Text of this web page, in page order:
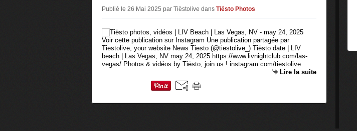
Publié le 26 Mai 2025 par Tiëstolive dans Tiësto Photos
Voir cette publication sur Instagram Une publication partagée par
Tiestolive, your website News Tiesto (@tiestolive_) Tiësto date | LIV
beach | Las Vegas, NV may 24, 2025 https://www.livnightclub.com/las-
vegas/ Photos & vidéos by Tiësto, join us ! instagram.com/tiestolive...
Lire la suite